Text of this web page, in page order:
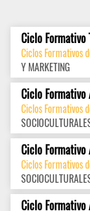
Ciclo Formativo
Ciclos Formativos
Y MARKETING
Ciclo
Ciclos Formativos
Ciclo
Ciclos Formativos
Ciclo